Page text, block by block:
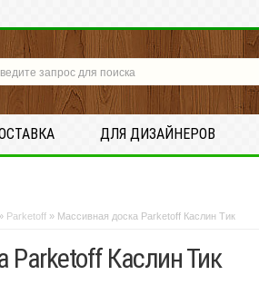
ДЛЯ ДИЗАЙНЕРОВ
» Parketoff » Массивная доска Parketoff Каслин Тик
Parketoff Каслин Тик